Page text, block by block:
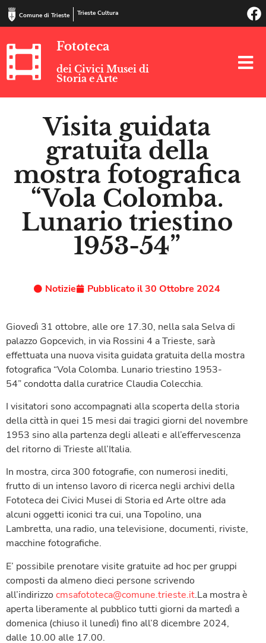
Comune di Trieste Trieste Cultura
Fototeca
dei Civici Musei di
Storia e Arte
Visita guidata
gratuita della
mostra fotografica
“Vola Colomba.
Lunario triestino
1953-54”
Notizie Pubblicato il30 Ottobre 2024
Giovedì 31 ottobre, alle ore 17.30, nella sala Selva di
palazzo Gopcevich, in via Rossini 4 a Trieste, sarà
effettuata una nuova visita guidata gratuita della mostra
fotografica “Vola Colomba. Lunario triestino 1953-
54” condotta dalla curatrice Claudia Colecchia.
I visitatori sono accompagnati alla scoperta della storia
della città in quei 15 mesi dai tragici giorni del novembre
1953 sino alla partenza degli alleati e all’effervescenza
del ritorno di Trieste all’Italia.
In mostra, circa 300 fotografie, con numerosi inediti,
frutto di un intenso lavoro di ricerca negli archivi della
Fototeca dei Civici Musei di Storia ed Arte oltre ada
alcuni oggetti iconici tra cui, una Topolino, una
Lambretta, una radio, una televisione, documenti, riviste,
macchine fotografiche.
E’ possibile prenotare visite gratuite ad hoc per gruppi
composti da almeno dieci persone scrivendo
all’indirizzo cmsafototeca@comune.trieste.it.La mostra è
aperta liberamente al pubblico tutti giorni da martedì a
domenica (chiuso il lunedì) fino all’8 dicembre 2024,
dalle 10.00 alle 17.00.